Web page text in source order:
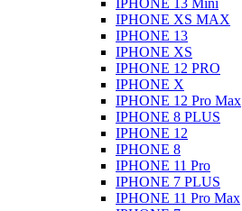
IPHONE 13 Mini
IPHONE XS MAX
IPHONE 13
IPHONE XS
IPHONE 12 PRO
IPHONE X
IPHONE 12 Pro Max
IPHONE 8 PLUS
IPHONE 12
IPHONE 8
IPHONE 11 Pro
IPHONE 7 PLUS
IPHONE 11 Pro Max